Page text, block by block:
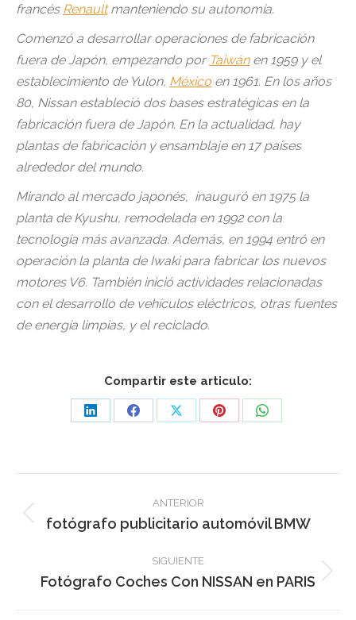
francés Renaultmanteniendo su autonomía.
Comenzó a desarrollar operaciones de fabricación
fuera de Japón, empezando por Taiwánen 1959 y el
establecimiento de Yulon, México en 1961. En los años
80, Nissan estableció dos bases estratégicas en la
fabricación fuera de Japón. En la actualidad, hay
plantas de fabricación y ensamblaje en 17 países
alrededor del mundo.
Mirando al mercado japonés, inauguró en 1975 la
planta de Kyushu, remodelada en 1992 con la
tecnología más avanzada. Además, en 1994 entró en
operación la planta de Iwaki para fabricar los nuevos
motores V6. También inició actividades relacionadas
con el desarrollo de vehículos eléctricos, otras fuentes
de energía limpias, y el reciclado.
Compartir este articulo:
Share
Share
Share
Share
Share
entre
publicaciones
ANTERIOR
Publicación
fotógrafo publicitario automóvil BMW
SIGUIENTE
Publicación
Fotógrafo Coches Con NISSAN en PARIS